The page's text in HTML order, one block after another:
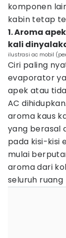
komponen
kabin tetap
1. Aroma
kali
ilustrasi ac mobil
Ciri paling
evaporator
apek atau
AC
aroma kaus
yang berasal
pada kisi-kisi
mulai
aroma dari
seluruh ruang